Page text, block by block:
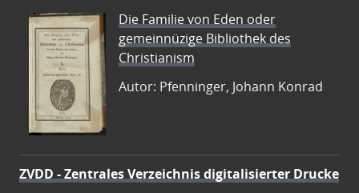
Die Familie von Eden oder
gemeinnüzige Bibliothek des
Christianism
Autor: Pfenninger, Johann Konrad
ZVDD - Zentrales Verzeichnis digitalisierter Drucke